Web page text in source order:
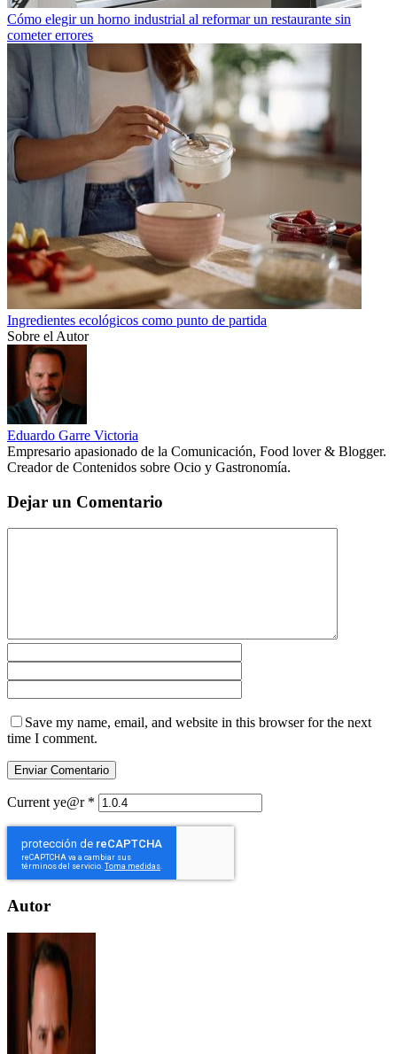
Cómo elegir un horno industrial al reformar un restaurante sin
cometer errores
Ingredientes ecológicos como punto de partida
Sobre el Autor
Eduardo Garre Victoria
Empresario apasionado de la Comunicación, Food lover & Blogger.
Creador de Contenidos sobre Ocio y Gastronomía.
Dejar un Comentario
Save my name, email, and website in this browser for the next
time I comment.
Current ye@r *
Autor